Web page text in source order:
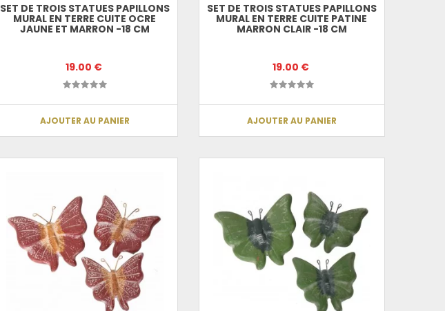
SET DE TROIS STATUES PAPILLONS
MURAL EN TERRE CUITE OCRE
JAUNE ET MARRON -18 CM
19.00 €
AJOUTER AU PANIER
SET DE TROIS STATUES PAPILLONS
MURAL EN TERRE CUITE PATINE
MARRON CLAIR -18 CM
19.00 €
AJOUTER AU PANIER